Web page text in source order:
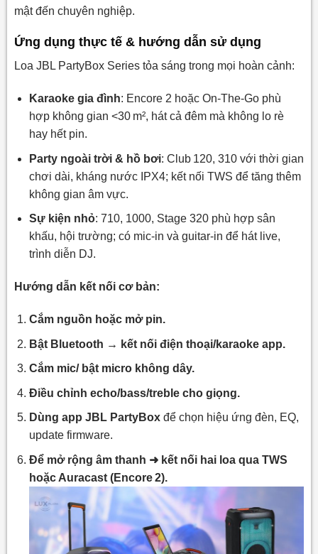
mật đến chuyên nghiệp.
Ứng dụng thực tế & hướng dẫn sử dụng
Loa JBL PartyBox Series tỏa sáng trong mọi hoàn cảnh:
Karaoke gia đình: Encore 2 hoặc On‑The‑Go phù
hợp không gian <30 m², hát cả đêm mà không lo rè
hay hết pin.
Party ngoài trời & hồ bơi: Club 120, 310 với thời gian
chơi dài, kháng nước IPX4; kết nối TWS để tăng thêm
không gian âm vực.
Sự kiện nhỏ: 710, 1000, Stage 320 phù hợp sân
khấu, hội trường; có mic‑in và guitar‑in để hát live,
trình diễn DJ.
Hướng dẫn kết nối cơ bản:
Cắm nguồn hoặc mở pin.
Bật Bluetooth → kết nối điện thoại/karaoke app.
Cắm mic/ bật micro không dây.
Điều chỉnh echo/bass/treble cho giọng.
Dùng app JBL PartyBoxđể chọn hiệu ứng đèn, EQ,
update firmware.
Để mở rộng âm thanh ➜ kết nối hai loa qua TWS
hoặc Auracast (Encore 2).